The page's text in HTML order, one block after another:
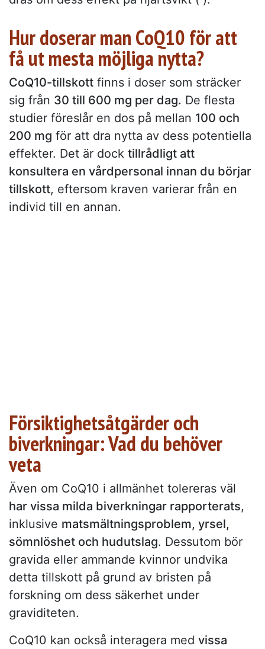
Hur doserar man CoQ10 för att
få ut mesta möjliga nytta?
CoQ10-tillskott finns i doser som sträcker
sig från 30 till 600 mg per dag. De flesta
studier föreslår en dos på mellan 100 och
200 mg för att dra nytta av dess potentiella
effekter. Det är dock tillrådligt att
konsultera en vårdpersonal innan du börjar
tillskott, eftersom kraven varierar från en
individ till en annan.
Försiktighetsåtgärder och
biverkningar: Vad du behöver
veta
Även om CoQ10 i allmänhet tolereras väl
har vissa milda biverkningar rapporterats,
inklusive matsmältningsproblem, yrsel,
sömnlöshet och hudutslag. Dessutom bör
gravida eller ammande kvinnor undvika
detta tillskott på grund av bristen på
forskning om dess säkerhet under
graviditeten.
CoQ10 kan också interagera med vissa